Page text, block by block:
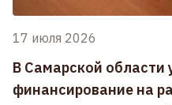
17 июля 2026
В Самарской области
финансирование на